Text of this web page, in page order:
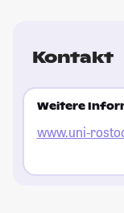
Kontakt
Weitere
www.uni-